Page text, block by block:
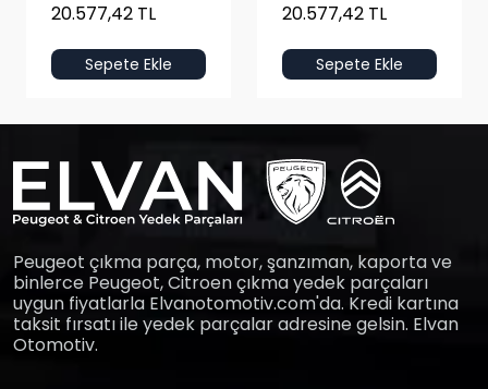
20.577,42 TL
Sepete Ekle
20.577,42 TL
Sepete Ekle
Peugeot çıkma parça, motor, şanzıman, kaporta ve
binlerce Peugeot, Citroen çıkma yedek parçaları
uygun fiyatlarla Elvanotomotiv.com'da. Kredi kartına
taksit fırsatı ile yedek parçalar adresine gelsin. Elvan
Otomotiv.